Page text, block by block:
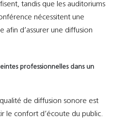
tandis que les auditoriums
nécessitent une
afin d’assurer une diffusion
professionnelles dans un
de diffusion sonore est
le confort d’écoute du public.